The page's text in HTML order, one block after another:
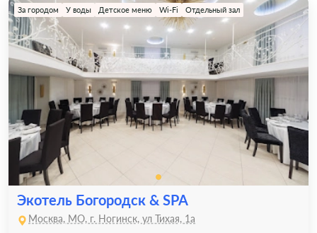
За городом У воды Детское меню Wi-Fi Отдельный зал
Экотель Богородск & SPA
Москва, МО, г. Ногинск, ул Тихая, 1а